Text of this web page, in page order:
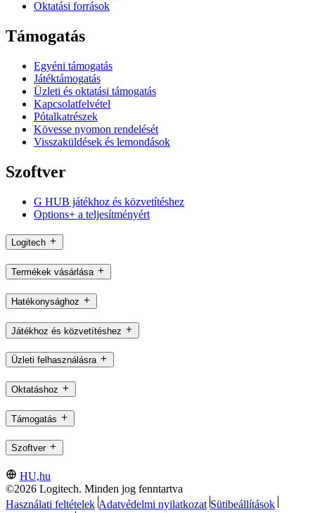
Oktatási források
Támogatás
Egyéni támogatás
Játéktámogatás
Üzleti és oktatási támogatás
Kapcsolatfelvétel
Pótalkatrészek
Kövesse nyomon rendelését
Visszaküldések és lemondások
Szoftver
G HUB játékhoz és közvetítéshez
Options+ a teljesítményért
Logitech
Termékek vásárlása
Hatékonysághoz
Játékhoz és közvetítéshez
Üzleti felhasználásra
Oktatáshoz
Támogatás
Szoftver
HU,hu
©2026 Logitech. Minden jog fenntartva
Használati feltételek Adatvédelmi nyilatkozat Sütibeállítások